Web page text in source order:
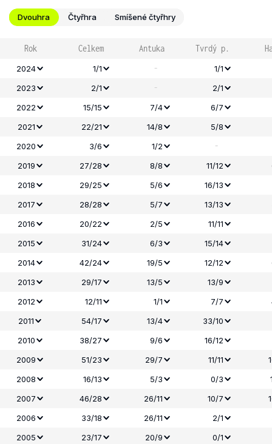
Dvouhra Čtyřhra Smíšené čtyřhry
Rok Celkem Antuka Tvrdý p.
2024 1/1 -
1/1
2023
2/1 -
2/1
2022
15/15 7/4
6/7
2021
22/21 14/8
5/8
2020
3/6 1/2 -
2019 27/28 8/8 11/12
2018
29/25 5/6 16/13
2017
28/28 5/7 13/13
2016
20/22 2/5
11/11
2015
31/24 6/3 15/14
2014
42/24 19/5 12/12
2013
29/17 13/5 13/9
2012
12/11 1/1 7/7
2011
54/17 13/4
33/10
2010
38/27 9/6 16/12
2009
51/23 29/7 11/11
2008
16/13 5/3 0/3
2007
46/28 26/11 10/7
2006
33/18 26/11 2/1
2005
23/17 20/9 0/1